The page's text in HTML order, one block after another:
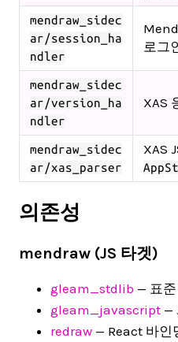
mendraw_sidec
ar/session_ha
ndler
로그
mendraw_sidec
ar/version_ha
ndler
XAS
mendraw_sidec
ar/xas_parser
XAS
의존성
mendraw (JS 타겟)
gleam_stdlib — 표
gleam_javascript —
redraw — React 바인